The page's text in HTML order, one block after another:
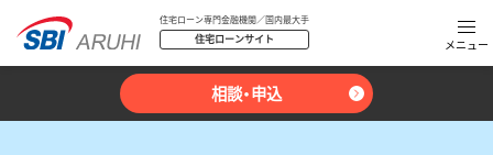
住宅ローン専門金融機関／国内最大手
住宅ローンサイト
相談・申込